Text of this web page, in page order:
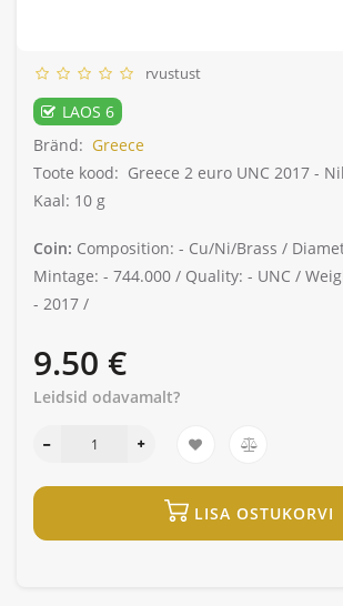
rvustust
LAOS 6
Bränd: Greece
Toote kood: Greece 2 euro UNC 2017 -
Kaal: 10 g
Coin: Composition: - Cu/Ni/Brass /
Mintage: - 744.000 / Quality: - UNC /
- 2017 /
9.50 €
Leidsid odavamalt?
LISA OSTUKORVI